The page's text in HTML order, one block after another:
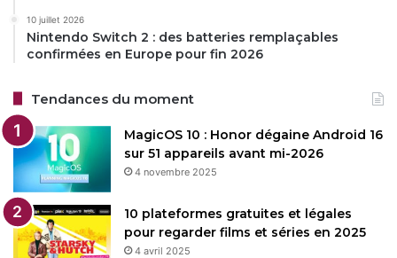
10 juillet 2026
Nintendo Switch 2 : des batteries remplaçables
confirmées en Europe pour fin 2026
Tendances du moment
MagicOS 10 : Honor dégaine Android 16
sur 51 appareils avant mi-2026
4 novembre 2025
10 plateformes gratuites et légales
pour regarder films et séries en 2025
4 avril 2025